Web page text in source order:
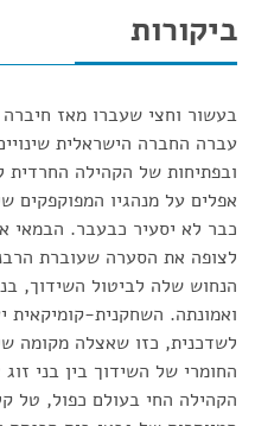
ביקורות
בעשור וחצי שעברו מאז
עברה החברה הישראלית
ובפתיחות של הקהילה החרדית
אפלים על מנהגיו המפוקפקים
כבר לא יסעיר כבעבר. הבמאי
לצופה את הסערה שעוברת
הנחוש שלה לביטול השידוך,
ואמונתה. השחקנית-קומיקאית
לשדכנית, כזו שאצלה מקומה
החומרי של השידוך בין בני
הקהילה החי בעולם כפול, טל